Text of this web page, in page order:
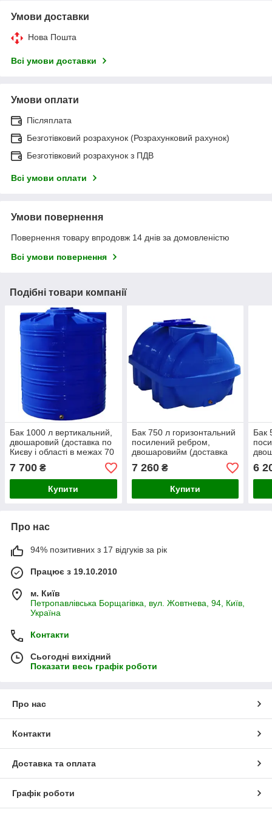
Умови доставки
Нова Пошта
Всі умови доставки
Умови оплати
Післяплата
Безготівковий розрахунок (Розрахунковий рахунок)
Безготівковий розрахунок з ПДВ
Всі умови оплати
Умови повернення
Повернення товару впродовж 14 днів за домовленістю
Всі умови повернення
Подібні товари компанії
Бак 1000 л вертикальний,
двошаровий (доставка по
Києву і області в межах 70
км)
7 700 ₴
Купити
Бак 750 л горизонтальний
посилений ребром,
двошаровийм (доставка
по Києву і області в межах
70 км)
7 260₴
Купити
Бак
км)
6
Про нас
94% позитивних з 17 відгуків за рік
Працює з 19.10.2010
м. Київ
Петропавлівська Борщагівка, вул. Жовтнева, 94, Київ,
Україна
Контакти
Сьогодні вихідний
Показати весь графік роботи
Про нас
Контакти
Доставка та оплата
Графік роботи